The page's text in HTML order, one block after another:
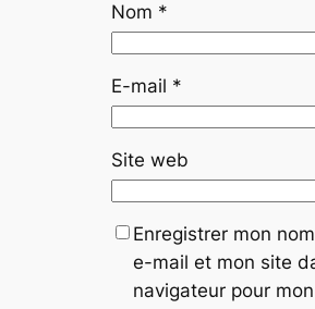
Nom *
E-mail *
Site web
Enregistrer mon
e-mail et mon site
navigateur pour mon